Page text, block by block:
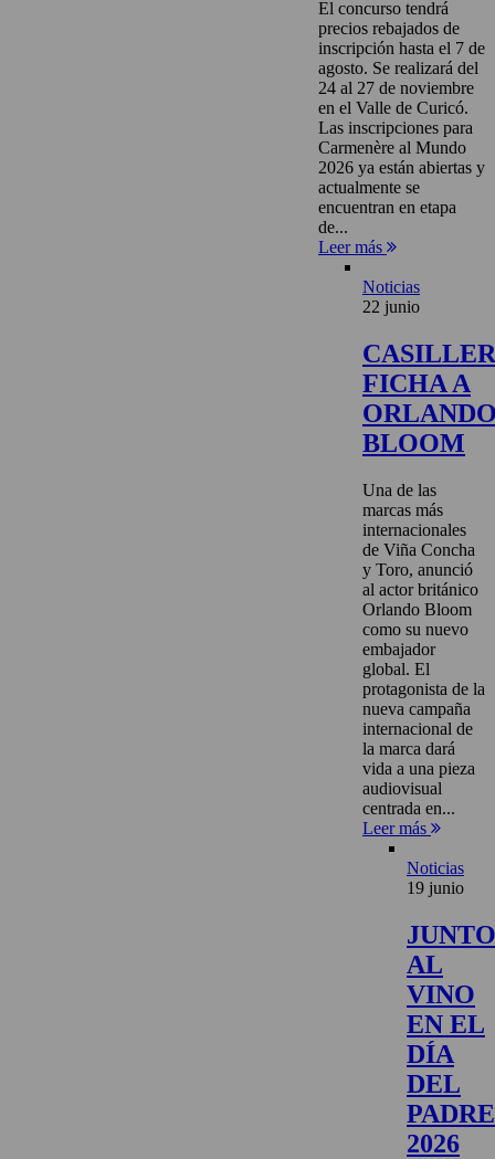
El concurso tendrá
precios rebajados de
inscripción hasta el 7 de
agosto. Se realizará del
24 al 27 de noviembre
en el Valle de Curicó.
Las inscripciones para
Carmenère al Mundo
2026 ya están abiertas y
actualmente se
encuentran en etapa
de...
Leer más
Noticias
22 junio
FICHA A
BLOOM
Una de las
marcas más
internacionales
de Viña Concha
y Toro, anunció
al actor británico
Orlando Bloom
como su nuevo
embajador
global. El
protagonista de la
nueva campaña
internacional de
la marca dará
vida a una pieza
audiovisual
centrada en...
Leer más
Noticias
19 junio
JUNTO
AL
VINO
EN EL
DÍA
DEL
PADRE
2026